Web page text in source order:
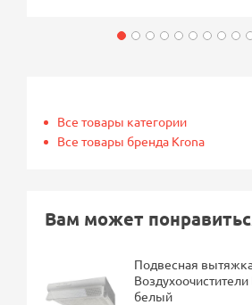
Все товары категории
Все товары бренда Krona
Вам может
Подвесная
белый